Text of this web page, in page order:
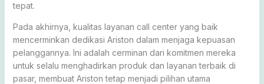
tepat.
Pada akhirnya, kualitas layanan call center yang baik
mencerminkan dedikasi Ariston dalam menjaga kepuasan
pelanggannya. Ini adalah cerminan dari komitmen mereka
untuk selalu menghadirkan produk dan layanan terbaik di
pasar, membuat Ariston tetap menjadi pilihan utama